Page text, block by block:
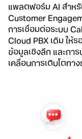
แพลตฟอร์ม AI สำห
Customer
การเชื่อมต่อระบบ
Cloud PBX เดิม ให้
ข้อมูลเชิงลึก และกา
เคลื่อนการเติบโตทา